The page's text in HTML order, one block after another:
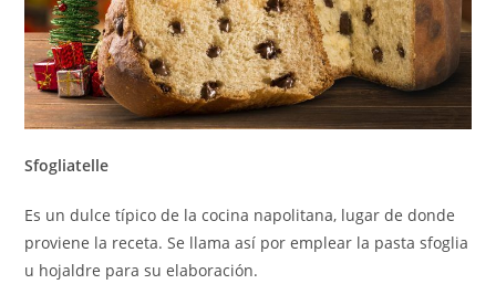
Sfogliatelle
Es un dulce típico de la cocina napolitana, lugar de donde
proviene la receta. Se llama así por emplear la pasta sfoglia
u hojaldre para su elaboración.